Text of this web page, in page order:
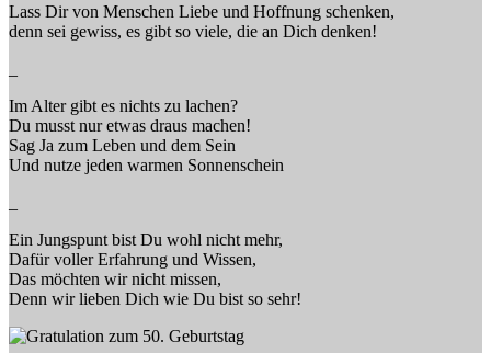
Lass Dir von Menschen Liebe und Hoffnung schenken,
denn sei gewiss, es gibt so viele, die an Dich denken!
Im Alter gibt es nichts zu lachen?
Du musst nur etwas draus machen!
Sag Ja zum Leben und dem Sein
Und nutze jeden warmen Sonnenschein
Ein Jungspunt bist Du wohl nicht mehr,
Dafür voller Erfahrung und Wissen,
Das möchten wir nicht missen,
Denn wir lieben Dich wie Du bist so sehr!